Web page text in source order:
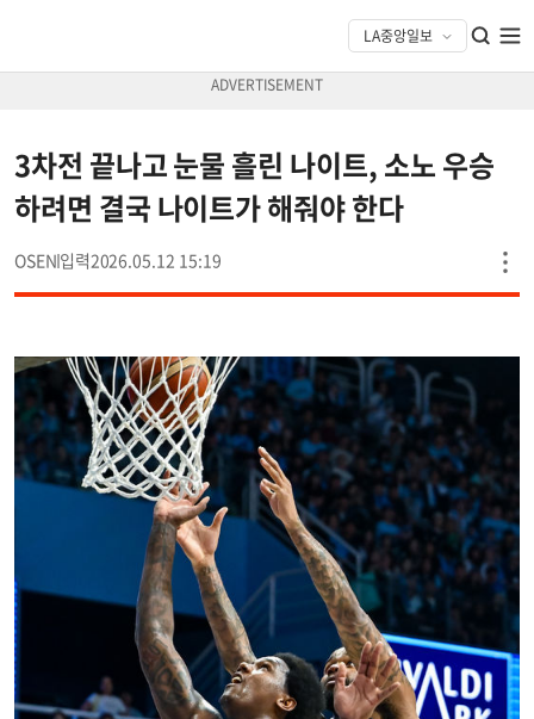
3차전 끝나고 눈물 흘린 나이트, 소노 우승
하려면 결국 나이트가 해줘야 한다
OSEN 2026.05.12 15:19